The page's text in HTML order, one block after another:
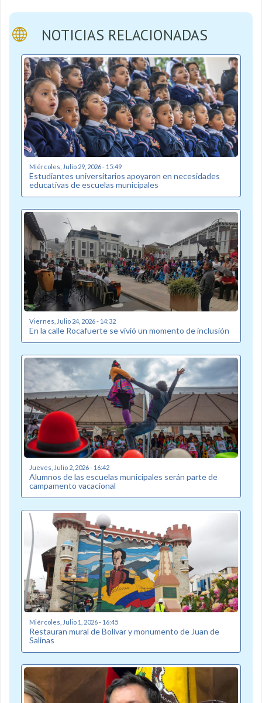
NOTICIAS RELACIONADAS
Miércoles, Julio 29, 2026 - 15:49
Estudiantes universitarios apoyaron en necesidades
educativas de escuelas municipales
Viernes, Julio 24, 2026 - 14:32
En la calle Rocafuerte se vivió un momento de inclusión
Jueves, Julio 2, 2026 - 16:42
Alumnos de las escuelas municipales serán parte de
campamento vacacional
Miércoles, Julio 1, 2026 - 16:45
Restauran mural de Bolívar y monumento de Juan de
Salinas